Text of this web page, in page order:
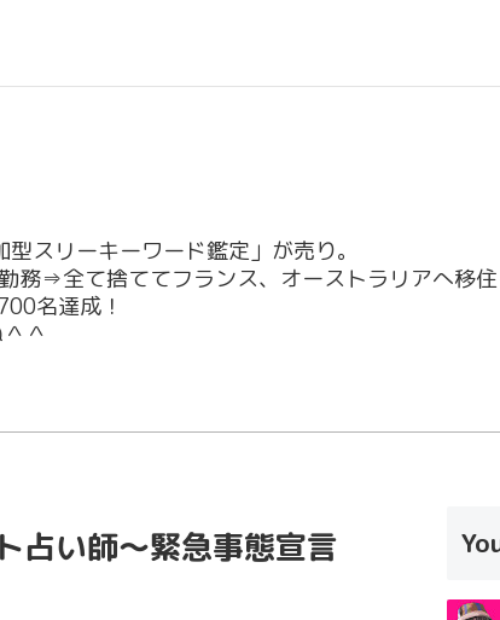
スリーキーワード鑑定」が売り。
務⇒全て捨ててフランス、オーストラリアへ移
名達成！
＾
占い師～緊急事態宣言